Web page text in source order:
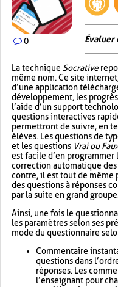
0 Évaluer
La technique Socrative
même nom. Ce site
d’une application
développement, les
l’aide d’un support
questions interactives
permettront de suivre, en
élèves. Les questions de
et les questions Vrai ou
est facile d’en
correction automatique des
contre, il est tout de même
des questions à réponses
par la suite en grand groupe.
Ainsi, une fois le
les paramètres selon ses
mode du questionnaire
Commentaire
questions dans
réponses. Les
l’enseignant pour